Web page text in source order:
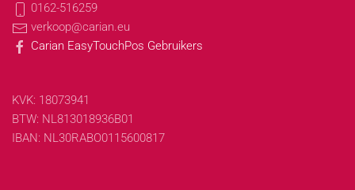
0162-516259
verkoop@carian.eu
Carian EasyTouchPos Gebruikers
KVK: 18073941
BTW: NL813018936B01
IBAN: NL30RABO0115600817